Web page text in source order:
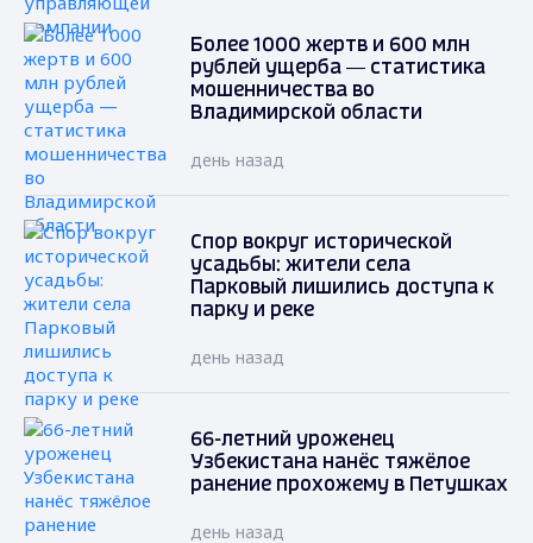
Более 1000 жертв и 600 млн
рублей ущерба — статистика
мошенничества во
Владимирской области
день назад
Спор вокруг исторической
усадьбы: жители села
Парковый лишились доступа к
парку и реке
день назад
66-летний уроженец
Узбекистана нанёс тяжёлое
ранение прохожему в Петушках
день назад